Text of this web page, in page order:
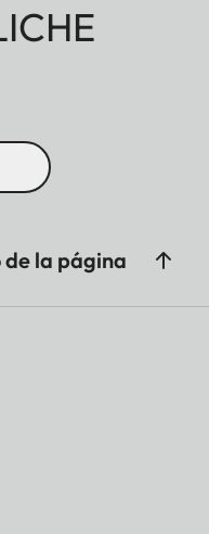
la página